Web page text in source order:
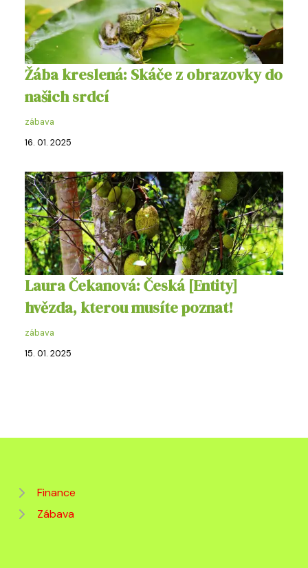
Žába kreslená: Skáče z obrazovky do
našich srdcí
zábava
16. 01. 2025
Laura Čekanová: Česká [Entity]
hvězda, kterou musíte poznat!
zábava
15. 01. 2025
Finance
Zábava